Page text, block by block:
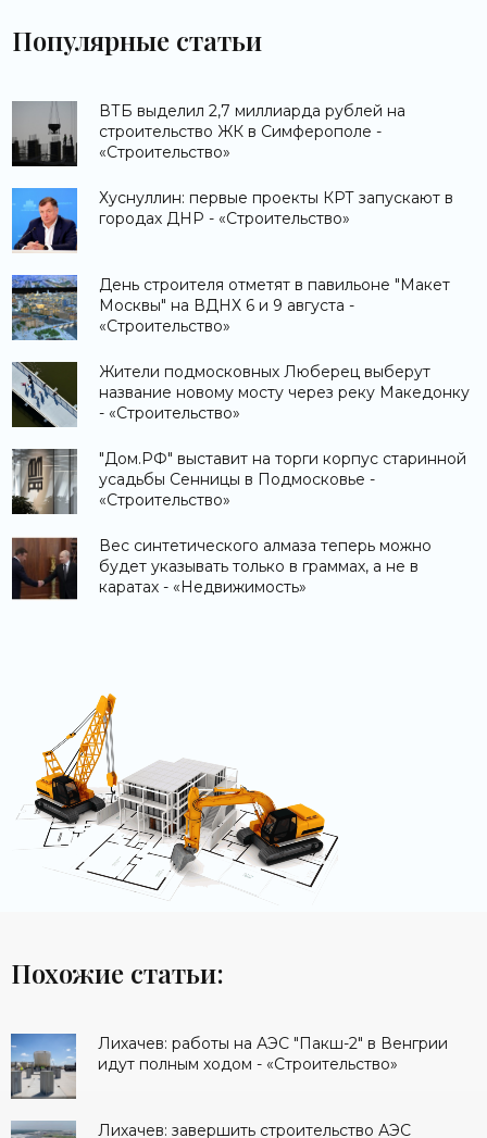
Популярные статьи
ВТБ выделил 2,7 миллиарда рублей на
строительство ЖК в Симферополе -
«Строительство»
Хуснуллин: первые проекты КРТ запускают в
городах ДНР - «Строительство»
День строителя отметят в павильоне "Макет
Москвы" на ВДНХ 6 и 9 августа -
«Строительство»
Жители подмосковных Люберец выберут
название новому мосту через реку Македонку
- «Строительство»
"Дом.РФ" выставит на торги корпус старинной
усадьбы Сенницы в Подмосковье -
«Строительство»
Вес синтетического алмаза теперь можно
будет указывать только в граммах, а не в
каратах - «Недвижимость»
Похожие статьи:
Лихачев: работы на АЭС "Пакш-2" в Венгрии
идут полным ходом - «Строительство»
Лихачев: завершить строительство АЭС